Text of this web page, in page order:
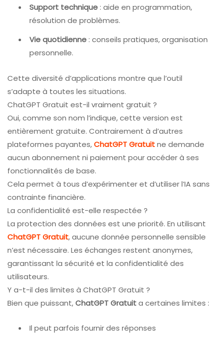
Support technique : aide en programmation,
résolution de problèmes.
Vie quotidienne : conseils pratiques, organisation
personnelle.
Cette diversité d’applications montre que l’outil
s’adapte à toutes les situations.
ChatGPT Gratuit est-il vraiment gratuit ?
Oui, comme son nom l’indique, cette version est
entièrement gratuite. Contrairement à d’autres
plateformes payantes,ChatGPT Gratuitne demande
aucun abonnement ni paiement pour accéder à ses
fonctionnalités de base.
Cela permet à tous d’expérimenter et d’utiliser l’IA sans
contrainte financière.
La confidentialité est-elle respectée ?
La protection des données est une priorité. En utilisant
ChatGPT Gratuit, aucune donnée personnelle sensible
n’est nécessaire. Les échanges restent anonymes,
garantissant la sécurité et la confidentialité des
utilisateurs.
Y a-t-il des limites à ChatGPT Gratuit ?
Bien que puissant,ChatGPT Gratuita certaines limites :
Il peut parfois fournir des réponses